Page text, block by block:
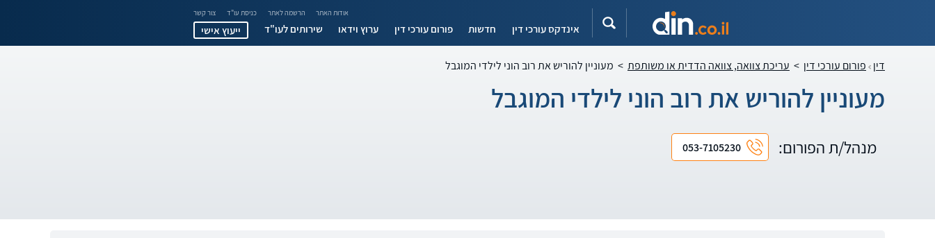
אודות האתר הרשמה לאתר כניסת עו"ד צור קשר
אינדקס עורכי דין חדשות פורום עורכי דין ערוץ וידאו שירותים לעו"ד ייעוץ אישי
דין פורום עורכי דין > עריכת צוואה, צוואה הדדית או משותפת > מעוניין להוריש את רוב הוני לילדי המוגבל
מעוניין להוריש את רוב הוני לילדי המוגבל
מנהל/ת הפורום: 053-7105230